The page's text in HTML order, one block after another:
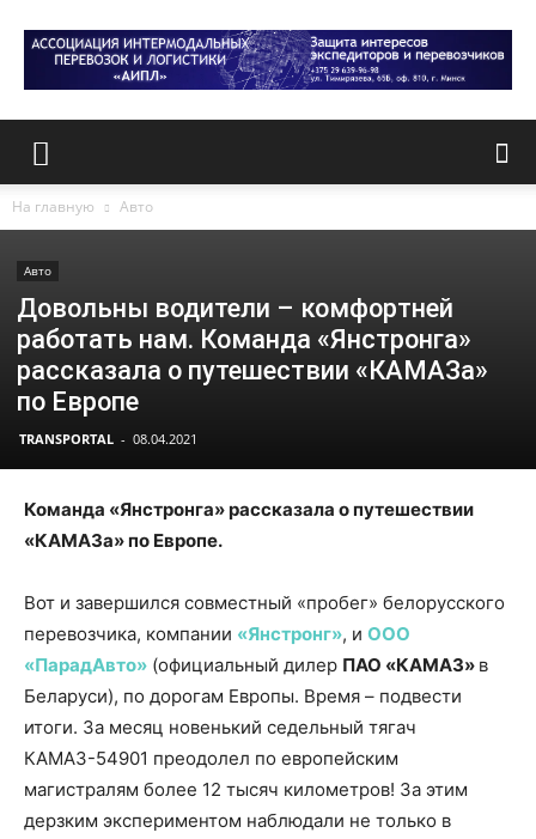
На главную Авто
Авто
Довольны водители – комфортней
работать нам. Команда «Янстронга»
рассказала о путешествии «КАМАЗа»
по Европе
TRANSPORTAL - 08.04.2021
Команда «Янстронга» рассказала о путешествии
«КАМАЗа» по Европе.
Вот и завершился совместный «пробег» белорусского
перевозчика, компании «Янстронг», и ООО
«ПарадАвто» (официальный дилер ПАО «КАМАЗ» в
Беларуси), по дорогам Европы. Время – подвести
итоги. За месяц новенький седельный тягач
КАМАЗ-54901 преодолел по европейским
магистралям более 12 тысяч километров! За этим
дерзким экспериментом наблюдали не только в